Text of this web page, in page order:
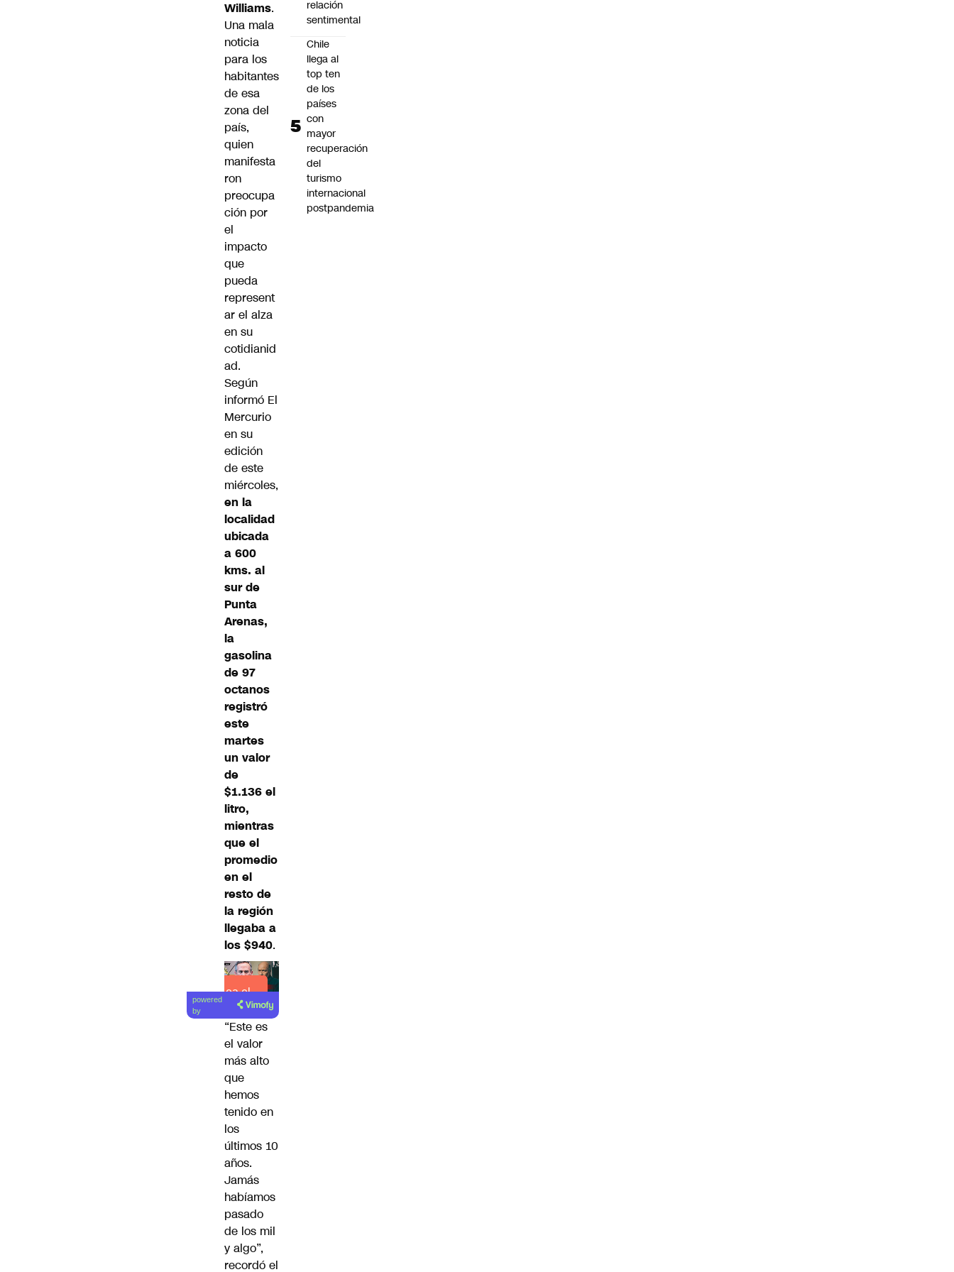
Williams.
Una mala
noticia
para los
habitantes
de esa
zona del
país,
quien
manifesta
ron
preocupa
ción por
el
impacto
que
pueda
represent
ar el alza
en su
cotidianid
ad.
Según
informó El
Mercurio
en su
edición
de este
miércoles,
en la
localidad
ubicada
a 600
kms. al
sur de
Punta
Arenas,
la
gasolina
de 97
octanos
registró
este
martes
un valor
de
$1.136 el
litro,
mientras
que el
promedio
en el
resto de
la región
llegaba a
los $940.
Lea el
artículo
powered
by
“Este es
el valor
más alto
que
hemos
tenido en
los
últimos 10
años.
Jamás
habíamos
pasado
de los mil
y algo”,
recordó el
relación
sentimental
Chile
llega al
top ten
de los
países
con
mayor
recuperación
del
turismo
internacional
postpandemia